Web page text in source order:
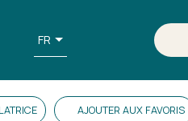
FR
AJOUTER AUX FAVORIS